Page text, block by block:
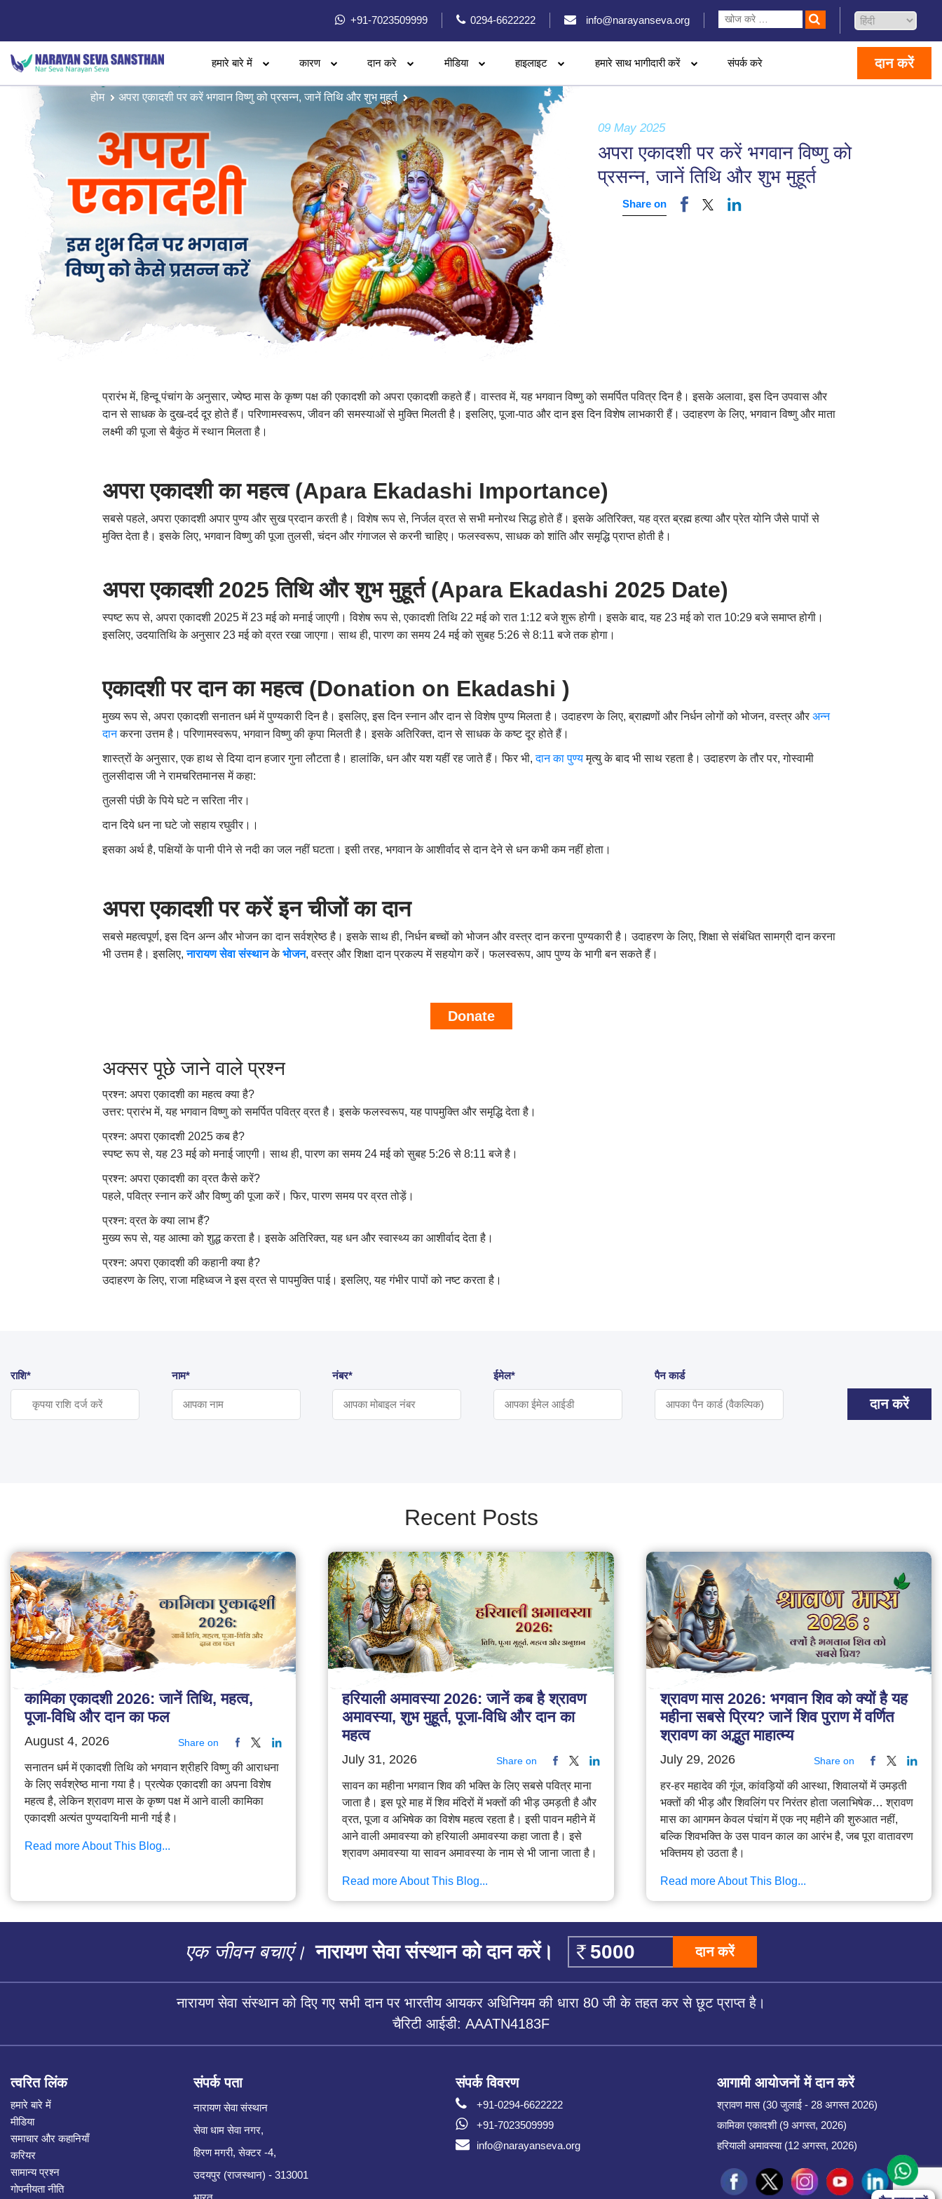
+91-7023509999 0294-6622222 info@narayanseva.org
हमारे बारे में कारण दान करे मीडिया हाइलाइट हमारे साथ भागीदारी करें संपर्क करे दान करें
होम अपरा एकादशी पर करें भगवान विष्णु को प्रसन्न, जानें तिथि और शुभ मुहूर्त
09 May 2025
अपरा एकादशी पर करें भगवान विष्णु को
प्रसन्न, जानें तिथि और शुभ मुहूर्त
Share on
प्रारंभ में, हिन्दू पंचांग के अनुसार, ज्येष्ठ मास के कृष्ण पक्ष की एकादशी को अपरा एकादशी कहते हैं। वास्तव में, यह भगवान विष्णु को समर्पित पवित्र दिन है। इसके अलावा, इस दिन उपवास और
दान से साधक के दुख-दर्द दूर होते हैं। परिणामस्वरूप, जीवन की समस्याओं से मुक्ति मिलती है। इसलिए, पूजा-पाठ और दान इस दिन विशेष लाभकारी हैं। उदाहरण के लिए, भगवान विष्णु और माता
लक्ष्मी की पूजा से बैकुंठ में स्थान मिलता है।
अपरा एकादशी का महत्व (Apara Ekadashi Importance)
सबसे पहले, अपरा एकादशी अपार पुण्य और सुख प्रदान करती है। विशेष रूप से, निर्जल व्रत से सभी मनोरथ सिद्ध होते हैं। इसके अतिरिक्त, यह व्रत ब्रह्म हत्या और प्रेत योनि जैसे पापों से
मुक्ति देता है। इसके लिए, भगवान विष्णु की पूजा तुलसी, चंदन और गंगाजल से करनी चाहिए। फलस्वरूप, साधक को शांति और समृद्धि प्राप्त होती है।
अपरा एकादशी 2025 तिथि और शुभ मुहूर्त (Apara Ekadashi 2025 Date)
स्पष्ट रूप से, अपरा एकादशी 2025 में 23 मई को मनाई जाएगी। विशेष रूप से, एकादशी तिथि 22 मई को रात 1:12 बजे शुरू होगी। इसके बाद, यह 23 मई को रात 10:29 बजे समाप्त होगी।
इसलिए, उदयातिथि के अनुसार 23 मई को व्रत रखा जाएगा। साथ ही, पारण का समय 24 मई को सुबह 5:26 से 8:11 बजे तक होगा।
एकादशी पर दान का महत्व (Donation on Ekadashi )
मुख्य रूप से, अपरा एकादशी सनातन धर्म में पुण्यकारी दिन है। इसलिए, इस दिन स्नान और दान से विशेष पुण्य मिलता है। उदाहरण के लिए, ब्राह्मणों और निर्धन लोगों को भोजन, वस्त्र औरअन्न
दानकरना उत्तम है। परिणामस्वरूप, भगवान विष्णु की कृपा मिलती है। इसके अतिरिक्त, दान से साधक के कष्ट दूर होते हैं।
शास्त्रों के अनुसार, एक हाथ से दिया दान हजार गुना लौटता है। हालांकि, धन और यश यहीं रह जाते हैं। फिर भी,दान का पुण्यमृत्यु के बाद भी साथ रहता है। उदाहरण के तौर पर, गोस्वामी
तुलसीदास जी ने रामचरितमानस में कहा:
तुलसी पंछी के पिये घटे न सरिता नीर।
दान दिये धन ना घटे जो सहाय रघुवीर।।
इसका अर्थ है, पक्षियों के पानी पीने से नदी का जल नहीं घटता। इसी तरह, भगवान के आशीर्वाद से दान देने से धन कभी कम नहीं होता।
अपरा एकादशी पर करें इन चीजों का दान
सबसे महत्वपूर्ण, इस दिन अन्न और भोजन का दान सर्वश्रेष्ठ है। इसके साथ ही, निर्धन बच्चों को भोजन और वस्त्र दान करना पुण्यकारी है। उदाहरण के लिए, शिक्षा से संबंधित सामग्री दान करना
भी उत्तम है। इसलिए,नारायण सेवा संस्थानकेभोजन, वस्त्र और शिक्षा दान प्रकल्प में सहयोग करें। फलस्वरूप, आप पुण्य के भागी बन सकते हैं।
Donate
अक्सर पूछे जाने वाले प्रश्न
प्रश्न: अपरा एकादशी का महत्व क्या है?
उत्तर: प्रारंभ में, यह भगवान विष्णु को समर्पित पवित्र व्रत है। इसके फलस्वरूप, यह पापमुक्ति और समृद्धि देता है।
प्रश्न: अपरा एकादशी 2025 कब है?
स्पष्ट रूप से, यह 23 मई को मनाई जाएगी। साथ ही, पारण का समय 24 मई को सुबह 5:26 से 8:11 बजे है।
प्रश्न: अपरा एकादशी का व्रत कैसे करें?
पहले, पवित्र स्नान करें और विष्णु की पूजा करें। फिर, पारण समय पर व्रत तोड़ें।
प्रश्न: व्रत के क्या लाभ हैं?
मुख्य रूप से, यह आत्मा को शुद्ध करता है। इसके अतिरिक्त, यह धन और स्वास्थ्य का आशीर्वाद देता है।
प्रश्न: अपरा एकादशी की कहानी क्या है?
उदाहरण के लिए, राजा महिध्वज ने इस व्रत से पापमुक्ति पाई। इसलिए, यह गंभीर पापों को नष्ट करता है।
राशि* नाम* नंबर* ईमेल* पैन कार्ड
दान करें
Recent Posts
कामिका एकादशी 2026: जानें तिथि, महत्व,
पूजा-विधि और दान का फल
August 4, 2026 Share on
सनातन धर्म में एकादशी तिथि को भगवान श्रीहरि विष्णु की आराधना
के लिए सर्वश्रेष्ठ माना गया है। प्रत्येक एकादशी का अपना विशेष
महत्व है, लेकिन श्रावण मास के कृष्ण पक्ष में आने वाली कामिका
एकादशी अत्यंत पुण्यदायिनी मानी गई है।
Read more About This Blog...
हरियाली अमावस्या 2026: जानें कब है श्रावण
अमावस्या, शुभ मुहूर्त, पूजा-विधि और दान का
महत्व
July 31, 2026 Share on
सावन का महीना भगवान शिव की भक्ति के लिए सबसे पवित्र माना
जाता है। इस पूरे माह में शिव मंदिरों में भक्तों की भीड़ उमड़ती है और
व्रत, पूजा व अभिषेक का विशेष महत्व रहता है। इसी पावन महीने में
आने वाली अमावस्या को हरियाली अमावस्या कहा जाता है। इसे
श्रावण अमावस्या या सावन अमावस्या के नाम से भी जाना जाता है।
Read more About This Blog...
श्रावण मास 2026: भगवान शिव को क्यों है यह
महीना सबसे प्रिय? जानें शिव पुराण में वर्णित
श्रावण का अद्भुत माहात्म्य
July 29, 2026 Share on
हर-हर महादेव की गूंज, कांवड़ियों की आस्था, शिवालयों में उमड़ती
भक्तों की भीड़ और शिवलिंग पर निरंतर होता जलाभिषेक… श्रावण
मास का आगमन केवल पंचांग में एक नए महीने की शुरुआत नहीं,
बल्कि शिवभक्ति के उस पावन काल का आरंभ है, जब पूरा वातावरण
भक्तिमय हो उठता है।
Read more About This Blog...
एक जीवन बचाएं। नारायण सेवा संस्थान को दान करें। दान करें
नारायण सेवा संस्थान को दिए गए सभी दान पर भारतीय आयकर अधिनियम की धारा 80 जी के तहत कर से छूट प्राप्त है।
चैरिटी आईडी: AAATN4183F
त्वरित लिंक
हमारे बारे में
मीडिया
समाचार और कहानियाँ
करियर
सामान्य प्रश्न
गोपनीयता नीति
संपर्क पता
नारायण सेवा संस्थान
सेवा धाम सेवा नगर,
हिरण मगरी, सेक्टर -4,
उदयपुर (राजस्थान) - 313001
संपर्क विवरण
+91-0294-6622222
+91-7023509999
info@narayanseva.org
आगामी आयोजनों में दान करें
श्रावण मास (30 जुलाई - 28 अगस्त 2026)
कामिका एकादशी (9 अगस्त, 2026)
हरियाली अमावस्या (12 अगस्त, 2026)